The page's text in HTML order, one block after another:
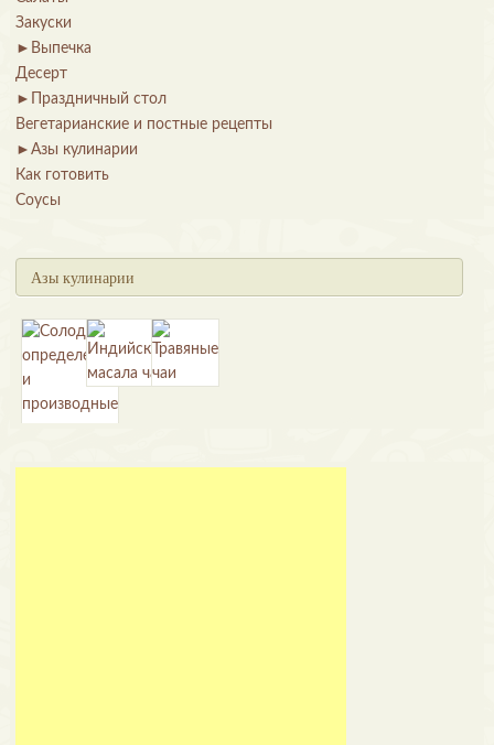
Закуски
► Выпечка
Десерт
►
Праздничный стол
Вегетарианские и постные рецепты
► Азы кулинарии
Как готовить
Соусы
Азы кулинарии